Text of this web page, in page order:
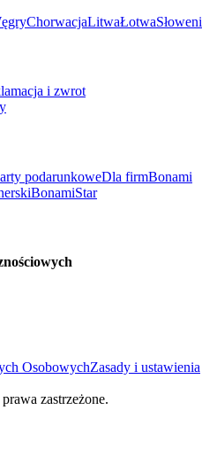
ChorwacjaLitwaŁotwa
i zwrot
podarunkoweDla firmBonami
BonamiStar
OsobowychZasady i ustawienia
zastrzeżone.